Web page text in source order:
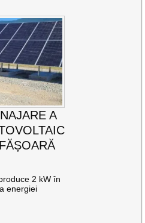
A
2 kW în
energiei